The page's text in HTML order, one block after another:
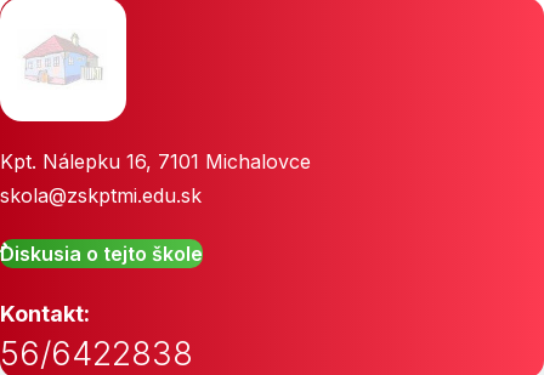
Kpt. Nálepku 16, 7101 Michalovce
skola@zskptmi.edu.sk
Diskusia o tejto škole
Kontakt:
56/6422838